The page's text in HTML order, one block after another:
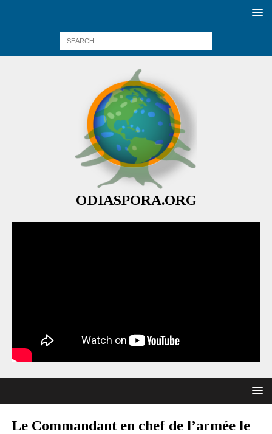
ODIASPORA.ORG
Le Commandant en chef de l’armée le